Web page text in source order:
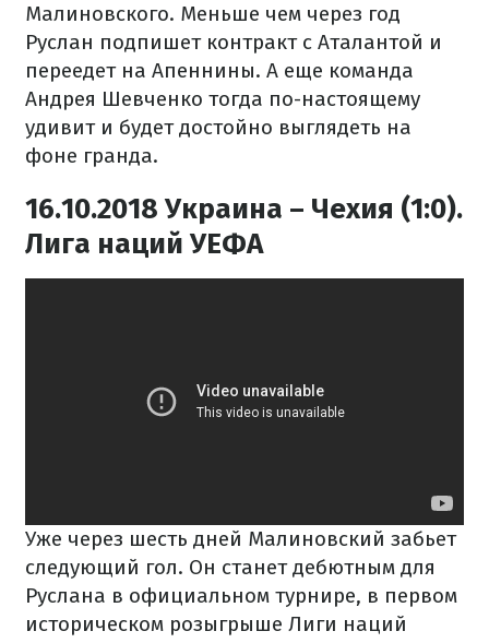
Малиновского. Меньше чем через год
Руслан подпишет контракт с Аталантой и
переедет на Апеннины. А еще команда
Андрея Шевченко тогда по-настоящему
удивит и будет достойно выглядеть на
фоне гранда.
16.10.2018 Украина – Чехия (1:0).
Лига наций УЕФА
Уже через шесть дней Малиновский забьет
следующий гол. Он станет дебютным для
Руслана в официальном турнире, в первом
историческом розыгрыше Лиги наций